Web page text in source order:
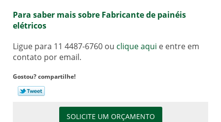
Para saber mais sobre Fabricante de painéis
elétricos
Ligue para 11 4487-6760ou clique aqui e entre em
contato por email.
Gostou? compartilhe!
SOLICITE UM ORÇAMENTO